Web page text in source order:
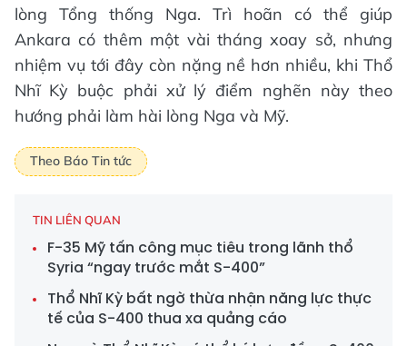
lòng Tổng thống Nga. Trì hoãn có thể giúp
Ankara có thêm một vài tháng xoay sở, nhưng
nhiệm vụ tới đây còn nặng nề hơn nhiều, khi Thổ
Nhĩ Kỳ buộc phải xử lý điểm nghẽn này theo
hướng phải làm hài lòng Nga và Mỹ.
Theo Báo Tin tức
TIN LIÊN QUAN
F-35 Mỹ tấn công mục tiêu trong lãnh thổ
Syria “ngay trước mắt S-400”
Thổ Nhĩ Kỳ bất ngờ thừa nhận năng lực thực
tế của S-400 thua xa quảng cáo